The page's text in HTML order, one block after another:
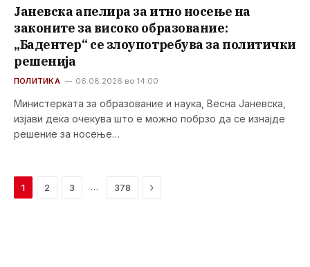
Јаневска апелира за итно носење на
законите за високо образование:
„Бадентер“ се злоупотребува за политички
решенија
ПОЛИТИКА 06.08.2026 во 14:00
Министерката за образование и наука, Весна Јаневска,
изјави дека очекува што е можно побрзо да се изнајде
решение за носење…
1 2 3 … 378 Next